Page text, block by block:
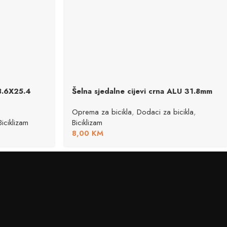
Šelna sjedalne cijevi crna ALU 31.8mm
Oprema za bicikla, Dodaci za bicikla,
Biciklizam
8,00 KM